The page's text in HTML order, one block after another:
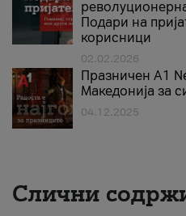
Подари на
корисници
02.02.2026
Празничен A1
Македонија за
04.12.2025
Слични